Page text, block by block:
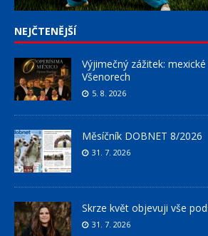
NEJČTENĚJŠÍ
Výjimečný zážitek:
Všenorech
5. 8. 2026
Měsíčník DOBNET 8/2026
31. 7. 2026
Skrze květ objevuji vše
31. 7. 2026